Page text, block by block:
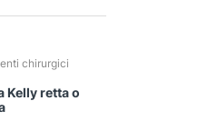
chirurgici
Kelly retta o